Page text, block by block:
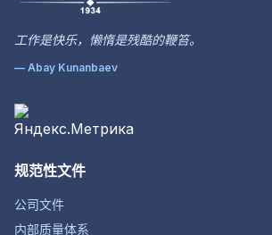
工作是快乐，懒惰是残酷的鞭笞。
— Abay Kunanbaev
规范性文件
公司文件
内部质量体系